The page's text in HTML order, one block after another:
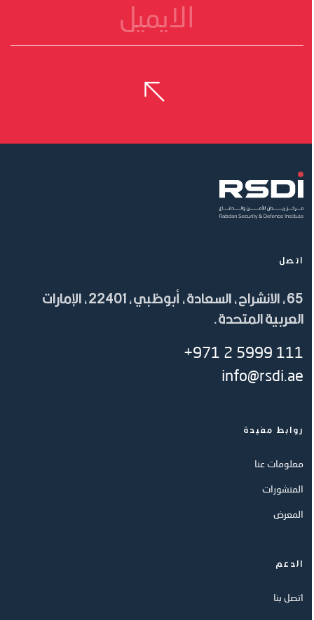
اتصل
65، الانشراح، السعادة، أبوظبي، 22401، الإمارات
العربية المتحدة.
+971 2 5999 111
info@rsdi.ae
روابط مفيدة
معلومات عنا
المنشورات
المعرض
الدعم
اتصل بنا